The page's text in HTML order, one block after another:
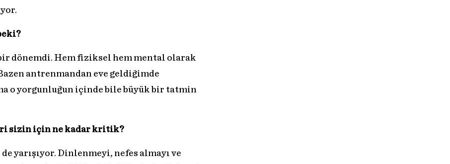
dönemdi. Hem fiziksel hem mental olarak
antrenmandan eve geldiğimde
o yorgunluğun içinde bile büyük bir tatmin
sizin için ne kadar kritik?
yarışıyor. Dinlenmeyi, nefes almayı ve